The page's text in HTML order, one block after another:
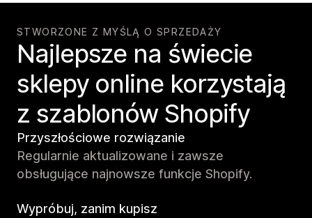
STWORZONE Z MYŚLĄ O SPRZEDAŻY
Najlepsze na świecie
sklepy online korzystają
z szablonów Shopify
Przyszłościowe rozwiązanie
Regularnie aktualizowane i zawsze
obsługujące najnowsze funkcje Shopify.
Wypróbuj, zanim kupisz